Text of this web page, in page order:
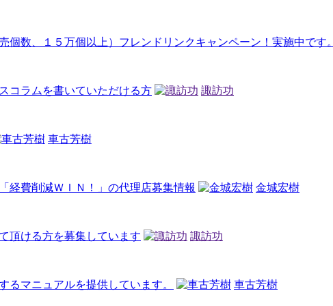
個数、１５万個以上）フレンドリンクキャンペーン！実施中です。
コラムを書いていただける方 諏訪功
車古芳樹
経費削減ＷＩＮ！」の代理店募集情報 金城宏樹
頂ける方を募集しています 諏訪功
るマニュアルを提供しています。 車古芳樹